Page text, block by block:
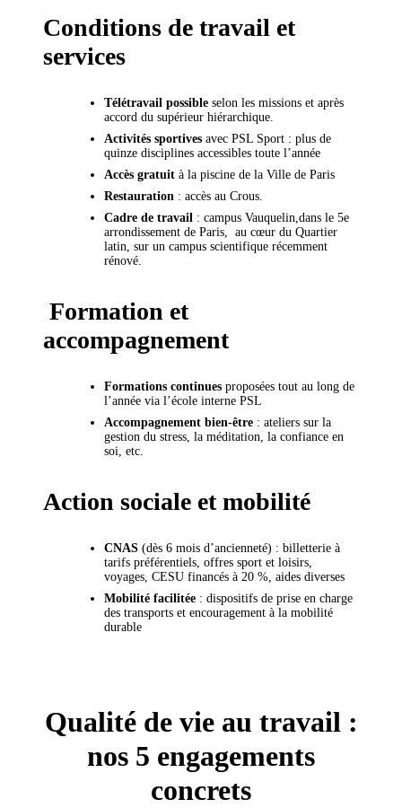
Conditions de travail et
services
Télétravail possible selon les missions et après
accord du supérieur hiérarchique.
Activités sportives avec PSL Sport : plus de
quinze disciplines accessibles toute l’année
Accès gratuit à la piscine de la Ville de Paris
Restauration : accès au Crous.
Cadre de travail : campus Vauquelin,dans le 5e
arrondissement de Paris, au cœur du Quartier
latin, sur un campus scientifique récemment
rénové.
Formation et
accompagnement
Formations continues proposées tout au long de
l’année via l’école interne PSL
Accompagnement bien-être : ateliers sur la
gestion du stress, la méditation, la confiance en
soi, etc.
Action sociale et mobilité
CNAS (dès 6 mois d’ancienneté) : billetterie à
tarifs préférentiels, offres sport et loisirs,
voyages, CESU financés à 20 %, aides diverses
Mobilité facilitée : dispositifs de prise en charge
des transports et encouragement à la mobilité
durable
Qualité de vie au travail :
nos 5 engagements
concrets